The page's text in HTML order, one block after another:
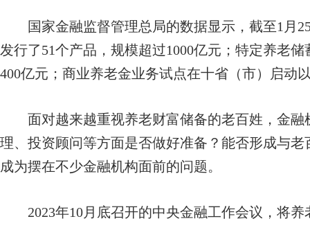
国家金融监督管理总局的数据显示，截至1月25
发行了51个产品，规模超过1000亿元；特定养老
400亿元；商业养老金业务试点在十省（市）启动
面对越来越重视养老财富储备的老百姓，金融
理、投资顾问等方面是否做好准备？能否形成与
成为摆在不少金融机构面前的问题。
2023年10月底召开的中央金融工作会议，将养